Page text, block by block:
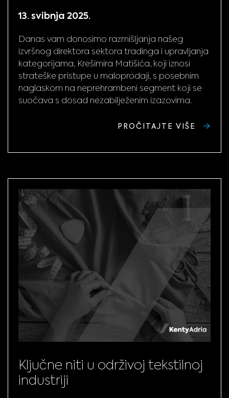
13. svibnja 2025.
Danas vam donosimo razmišljanja našeg
izvršnog direktora sektora tradinga i upravljanja
kategorijama, Krešimira Matišića, koji iznosi
strateške pristupe u maloprodaji, s posebnim
naglaskom na neprehrambeni segment koji se
suočava s dosad nezabilježenim izazovima.
PROČITAJTE VIŠE
Ključne niti u održivoj tekstilnoj
industriji